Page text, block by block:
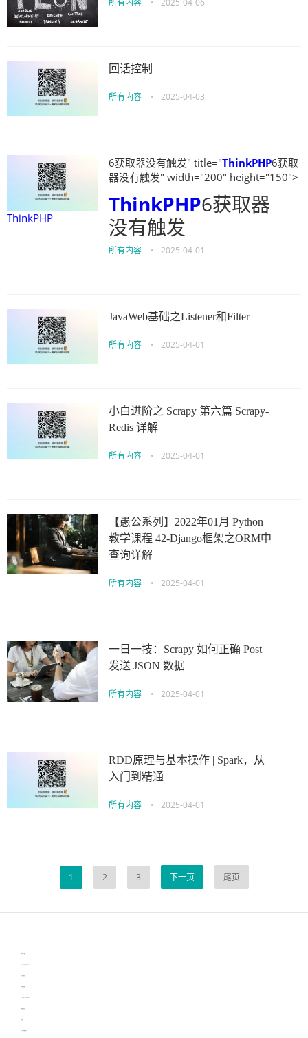
所有内容 • 2025-04-06
回话控制
所有内容 • 2025-04-03
ThinkPHP
6获取器没有触发" title="ThinkPHP6获取
器没有触发" width="200" height="150">
ThinkPHP6获取器
没有触发
所有内容 • 2025-04-01
JavaWeb基础之Listener和Filter
所有内容 • 2025-04-01
小白进阶之 Scrapy 第六篇 Scrapy-
Redis 详解
所有内容 • 2025-04-01
【愚公系列】2022年01月 Python
教学课程 42-Django框架之ORM中
查询详解
所有内容 • 2025-04-01
一日一技：Scrapy 如何正确 Post
发送 JSON 数据
所有内容 • 2025-04-01
RDD原理与基本操作 | Spark，从
入门到精通
所有内容 • 2025-04-01
1 2 3 下一页 尾页